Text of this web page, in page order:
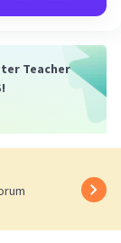
Teacher